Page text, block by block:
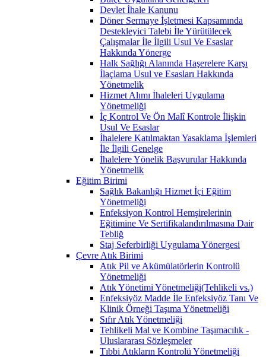
Devlet İhale Kanunu
Döner Sermaye İşletmesi Kapsamında
Destekleyici Talebi İle Yürütülecek
Çalışmalar İle İlgili Usul Ve Esaslar
Hakkında Yönerge
Halk Sağlığı Alanında Haşerelere Karşı
İlaçlama Usul ve Esasları Hakkında
Yönetmelik
Hizmet Alımı İhaleleri Uygulama
Yönetmeliği
İç Kontrol Ve Ön Malî Kontrole İlişkin
Usul Ve Esaslar
İhalelere Katılmaktan Yasaklama İşlemleri
İle İlgili Genelge
İhalelere Yönelik Başvurular Hakkında
Yönetmelik
Eğitim Birimi
Sağlık Bakanlığı Hizmet İçi Eğitim
Yönetmeliği
Enfeksiyon Kontrol Hemşirelerinin
Eğitimine Ve Sertifikalandırılmasına Dair
Tebliğ
Staj Seferbirliği Uygulama Yönergesi
Çevre Atık Birimi
Atık Pil ve Akümülatörlerin Kontrolü
Yönetmeliği
Atık Yönetimi Yönetmeliği(Tehlikeli vs.)
Enfeksiyöz Madde İle Enfeksiyöz Tanı Ve
Klinik Örneği Taşıma Yönetmeliği
Sıfır Atık Yönetmeliği
Tehlikeli Mal ve Kombine Taşımacılık -
Uluslararası Sözleşmeler
Tıbbi Atıkların Kontrolü Yönetmeliği